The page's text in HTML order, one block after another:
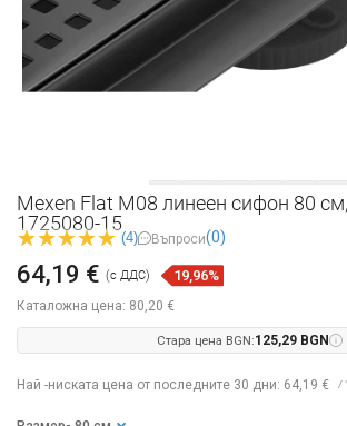
Mexen Flat M08 линеен сифон 80
1725080-15
(4) Въпроси(0)
Каталожна цена: 80,20 €
64,19 € (с ДДС) 19,96%
Стара цена BGN:125,29 BGN
Най -ниската цена от последните 30 дни: 64,19 € /